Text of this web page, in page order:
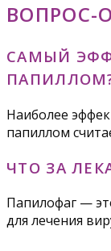
ВОПРОС-
САМЫЙ
Наиболее
папиллом
ЧТО ЗА
Папилофаг —
для лечения